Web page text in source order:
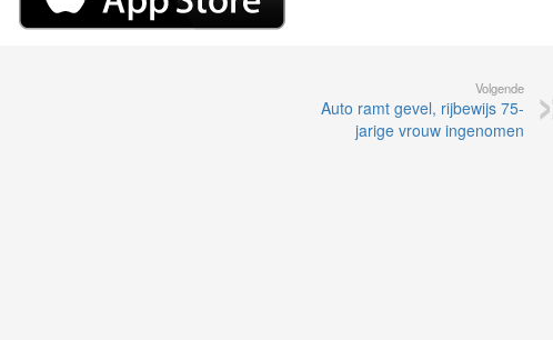
Volgende
Auto ramt gevel, rijbewijs 75-
jarige vrouw ingenomen